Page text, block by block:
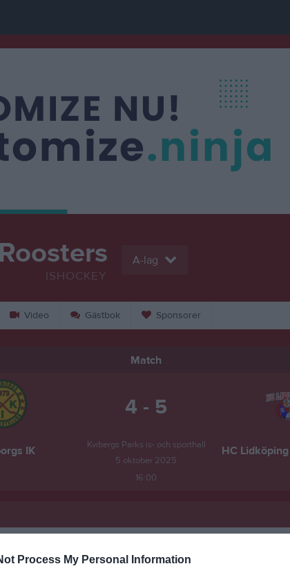
Process My Personal Information
ISHOCKEY
A-lag
Video Gästbok Sponsorer
Match
IK
4 - 5
Kvibergs Parks is- och sporthall
5 oktober 2025
16:00
HC
Inget referat skrivet